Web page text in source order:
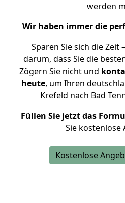
werden
Wir haben immer die
Sparen Sie sich die Zeit
darum, dass Sie die
Zögern Sie nicht und
heute, um Ihren
Krefeld nach Bad
Füllen Sie jetzt das
Sie kostenlose
Kostenlose